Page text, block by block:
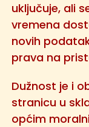
uključuje, ali
vremena
novih
prava na
Dužnost je i
stranicu u
općim